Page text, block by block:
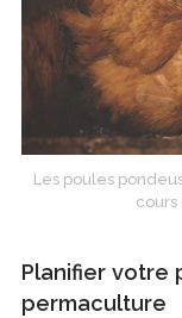
Les poules
cours
Planifier votre
permaculture